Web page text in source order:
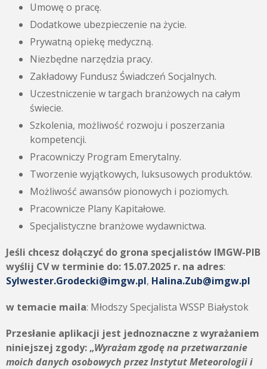
Umowę o pracę.
Dodatkowe ubezpieczenie na życie.
Prywatną opiekę medyczną.
Niezbędne narzędzia pracy.
Zakładowy Fundusz Świadczeń Socjalnych.
Uczestniczenie w targach branżowych na całym
świecie.
Szkolenia, możliwość rozwoju i poszerzania
kompetencji.
Pracowniczy Program Emerytalny.
Tworzenie wyjątkowych, luksusowych produktów.
Możliwość awansów pionowych i poziomych.
Pracownicze Plany Kapitałowe.
Specjalistyczne branżowe wydawnictwa.
Jeśli chcesz dołączyć do grona specjalistów IMGW-PIB
wyślij CV w terminie do: 15.07.2025 r. na adres:
Sylwester.Grodecki@imgw.pl, Halina.Zub@imgw.pl
w temacie maila: Młodszy Specjalista WSSP Białystok
Przesłanie aplikacji jest jednoznaczne z wyrażaniem
niniejszej zgody: „Wyrażam zgodę na przetwarzanie
moich danych osobowych przez Instytut Meteorologii i